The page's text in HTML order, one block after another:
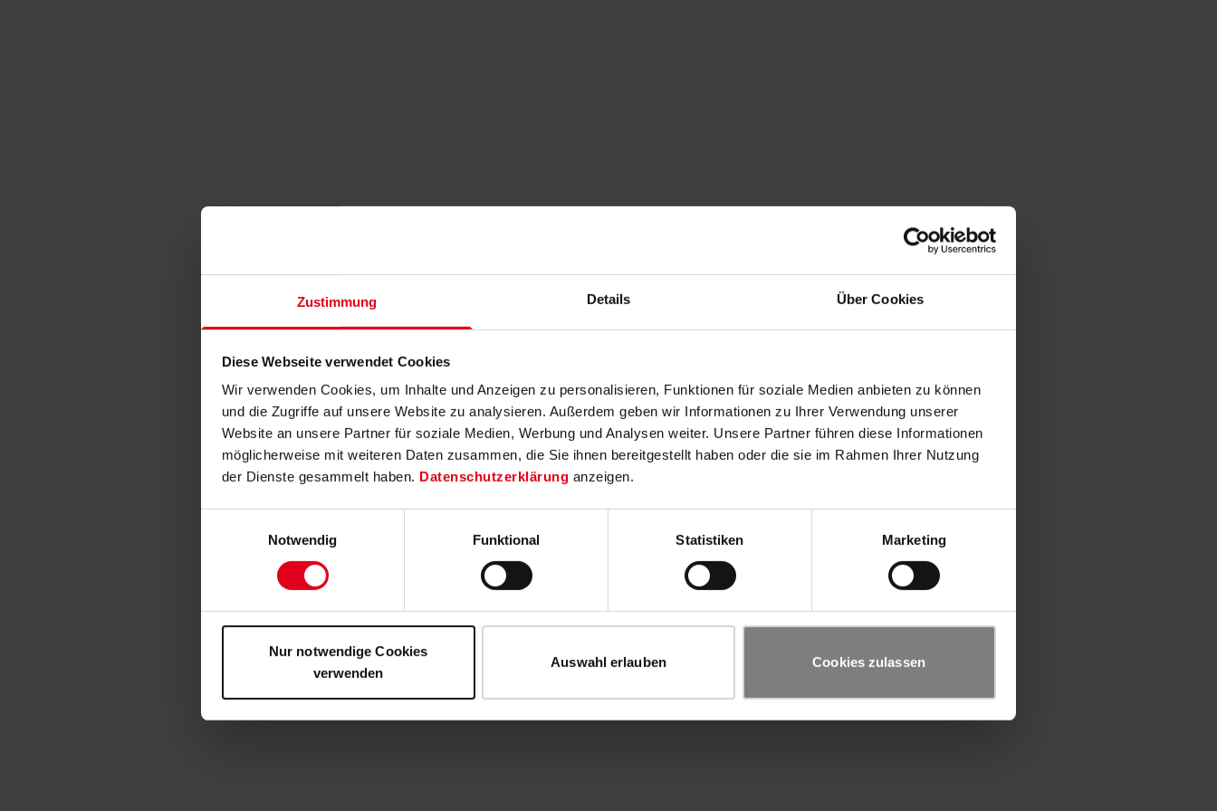
Zustimmung Details Über Cookies
Diese Webseite verwendet Cookies
Wir verwenden Cookies, um Inhalte und Anzeigen zu personalisieren, Funktionen für soziale Medien anbieten zu können
und die Zugriffe auf unsere Website zu analysieren. Außerdem geben wir Informationen zu Ihrer Verwendung unserer
Website an unsere Partner für soziale Medien, Werbung und Analysen weiter. Unsere Partner führen diese Informationen
möglicherweise mit weiteren Daten zusammen, die Sie ihnen bereitgestellt haben oder die sie im Rahmen Ihrer Nutzung
der Dienste gesammelt haben. Datenschutzerklärung anzeigen.
Notwendig
Funktional Statistiken Marketing
Nur notwendige Cookies
verwenden
Auswahl erlauben Cookies zulassen